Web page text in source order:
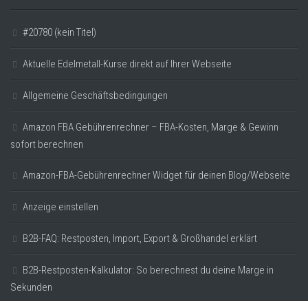
#20780 (kein Titel)
Aktuelle Edelmetall-Kurse direkt auf Ihrer Webseite
Allgemeine Geschäftsbedingungen
Amazon FBA Gebührenrechner – FBA-Kosten, Marge & Gewinn
sofort berechnen
Amazon-FBA-Gebührenrechner Widget für deinen Blog/Webseite
Anzeige einstellen
B2B-FAQ: Restposten, Import, Export & Großhandel erklärt
B2B-Restposten-Kalkulator: So berechnest du deine Marge in
Sekunden